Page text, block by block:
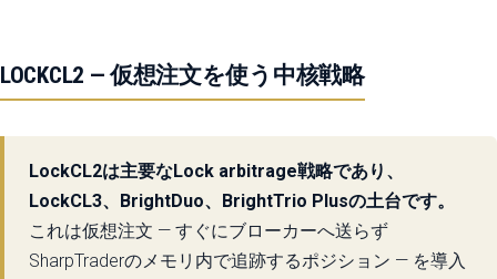
LOCKCL2 — 仮想注文を使う中核戦略
LockCL2は主要なLock arbitrage戦略であり、
LockCL3、BrightDuo、BrightTrio Plusの土台です。
これは仮想注文 — すぐにブローカーへ送らず
SharpTraderのメモリ内で追跡するポジション — を導入